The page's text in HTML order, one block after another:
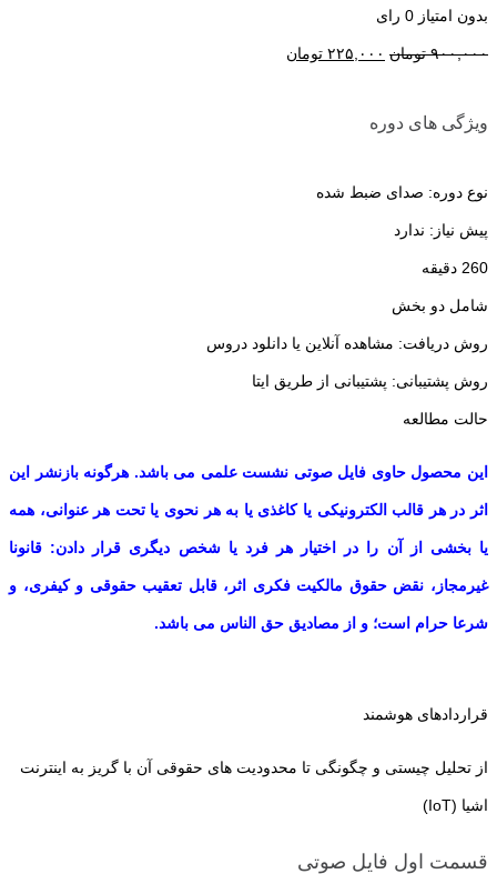
بدون امتیاز 0 رای
۹۰۰,۰۰۰ تومان ۲۲۵,۰۰۰ تومان
ویژگی های دوره
نوع دوره: صدای ضبط شده
پیش نیاز: ندارد
260 دقیقه
شامل دو بخش
روش دریافت: مشاهده آنلاین یا دانلود دروس
روش پشتیبانی: پشتیبانی از طریق ایتا
حالت مطالعه
این محصول حاوی فایل صوتی نشست علمی می باشد. هرگونه بازنشر این
اثر در هر قالب الکترونیکی یا کاغذی یا به هر نحوی یا تحت هر عنوانی، همه
یا بخشی از آن را در اختیار هر فرد یا شخص دیگری قرار دادن: قانونا
غیرمجاز، نقض حقوق مالکیت فکری اثر، قابل تعقیب حقوقی و کیفری، و
شرعا حرام است؛ و از مصادیق حق الناس می باشد.
قراردادهای هوشمند
از تحلیل چیستی و چگونگی تا محدودیت های حقوقی آن با گریز به اینترنت
اشیا (IoT)
قسمت اول فایل صوتی